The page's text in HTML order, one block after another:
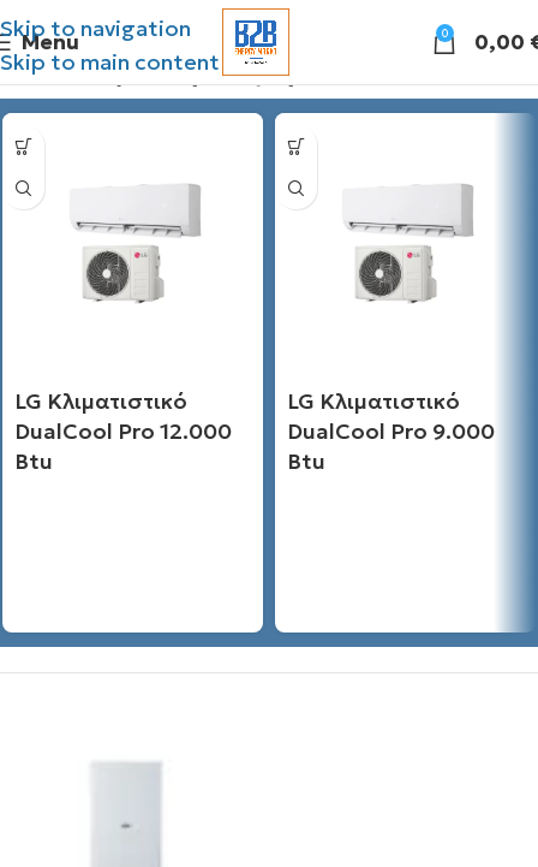
Skip to navigation
Skip to main content
Menu 0 0,00
Διάθεσιμες προσφορές
LG Κλιματιστικό
DualCool Pro 12.000
Btu
LG Κλιματιστικό
DualCool Pro 9.000
Btu